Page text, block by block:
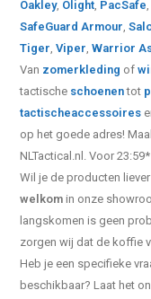
Oakley, Olight, PacSafe,
SafeGuard Armour,
Tiger,Viper,Warrior
Van zomerkleding of
tactische schoenentot
tactischeaccessoires
op het goede adres!
NLTactical.nl. Voor
Wil je de producten
welkom in onze
langskomen is geen
zorgen wij dat de koffie
Heb je een specifieke
beschikbaar? Laat het